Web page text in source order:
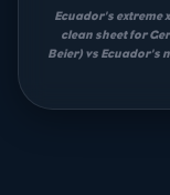
Ecuador's extreme
clean sheet for
Beier) vs Ecuador's